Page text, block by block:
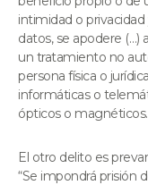
intimidad o
datos, se apodere (…)
un tratamiento no
persona física o
informáticas o
ópticos o
El otro delito es
“Se impondrá prisión